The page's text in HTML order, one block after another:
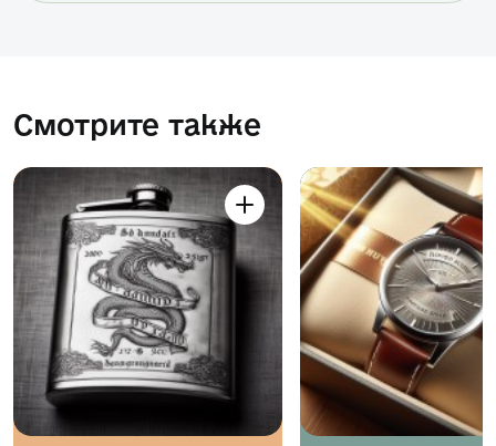
Смотрите также